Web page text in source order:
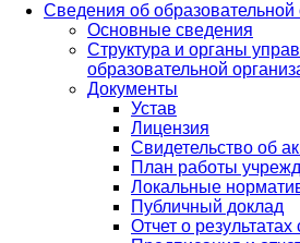
Сведения об образовательной
Основные сведения
Структура и органы
образовательной
Документы
Устав
Лицензия
Свидетельство об
План работы
Локальные
Публичный доклад
Отчет о